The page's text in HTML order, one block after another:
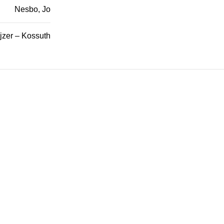
Nesbo, Jo
– Kossuth